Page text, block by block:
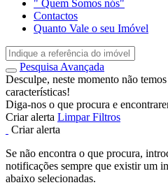
" Quem Somos nós"
Contactos
Quanto Vale o seu Imóvel
Pesquisa Avançada
Desculpe, neste momento não
características!
Diga-nos o que procura e
Criar alerta Limpar Filtros
Criar alerta
Se não encontra o que procura,
notificações sempre que existir um
abaixo selecionadas.